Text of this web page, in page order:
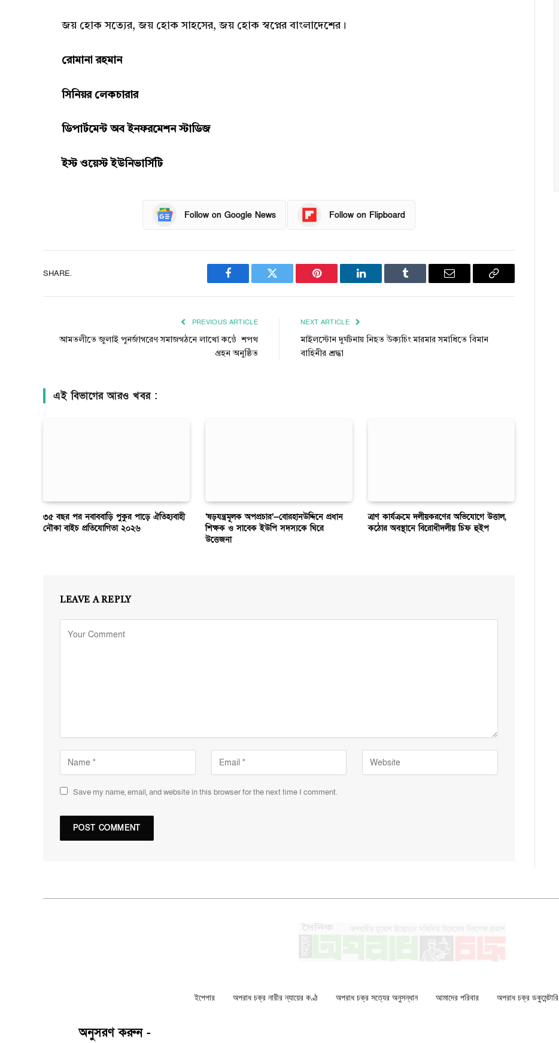
জয় হোক সত্যের, জয় হোক সাহসের, জয় হোক স্বপ্নের বাংলাদেশের।
রোমানা রহমান
সিনিয়র লেকচারার
ডিপার্টমেন্ট অব ইনফরমেশন স্টাডিজ
ইস্ট ওয়েস্ট ইউনিভার্সিটি
Follow on Google News Follow on Flipboard
SHARE.
Facebook Twitter Pinterest LinkedIn Tumblr Email
Copy
PREVIOUS ARTICLE
আমতলীতে জুলাই পুনর্জাগরেণ সমাজগঠনে লাখো কন্ঠে শপথ
গ্রহন অনুষ্ঠিত
NEXT ARTICLE
মাইলস্টোন দুর্ঘটনায় নিহত উক্যচিং মারমার সমাধিতে বিমান
বাহিনীর শ্রদ্ধা
এই বিভাগের আরও খবর :
৩৫ বছর পর নবাববাড়ি পুকুর পাড়ে ঐতিহ্যবাহী
নৌকা বাইচ প্রতিযোগিতা ২০২৬
‘ষড়যন্ত্রমূলক অপপ্রচার’—বোরহানউদ্দিনে প্রধান
শিক্ষক ও সাবেক ইউপি সদস্যকে ঘিরে
উত্তেজনা
ত্রাণ কার্যক্রমে দলীয়করণের অভিযোগে উত্তাল,
কঠোর অবস্থানে বিরোধীদলীয় চিফ হুইপ
LEAVE A REPLY
Save my name, email, and website in this browser for the next time I comment.
ইপেপার অপরাধ চক্র নারীর ন্যায়ের কণ্ঠ অপরাধ চক্র সত্যের অনুসন্ধান আমাদের পরিবার অপরাধ চক্র ডকুমেন্টারি
অনুসরণ করুন -